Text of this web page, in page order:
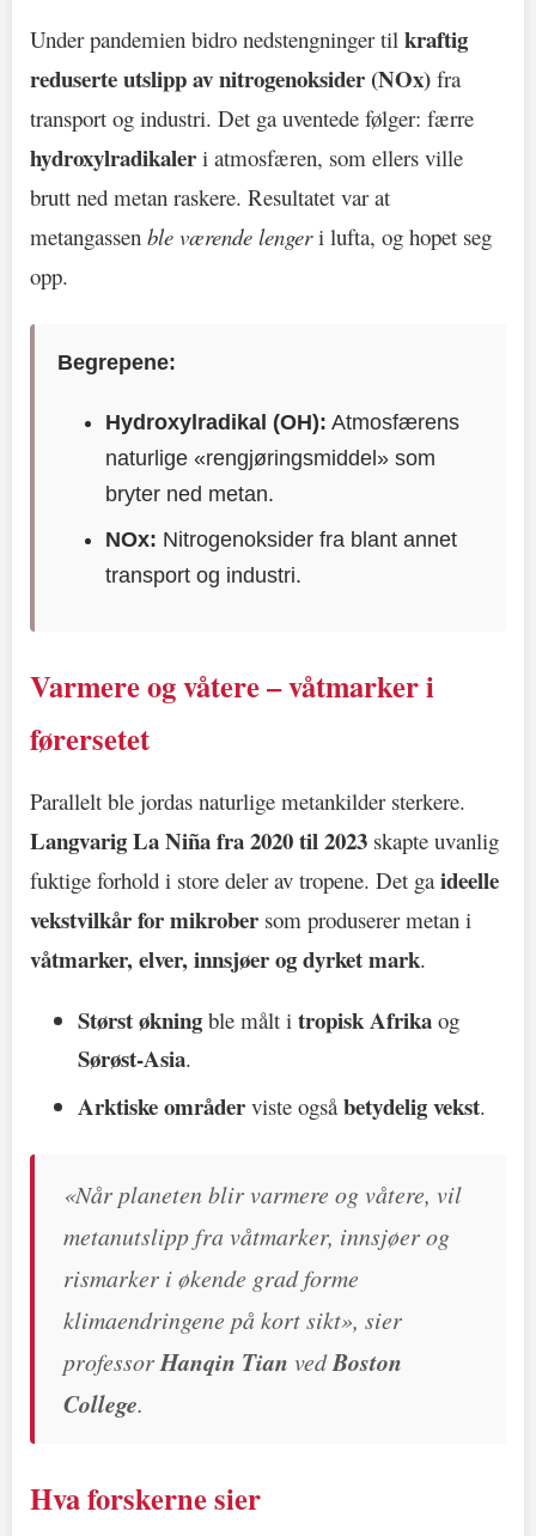
Under pandemien bidro nedstengninger til kraftig
reduserte utslipp av nitrogenoksider (NOx) fra
transport og industri. Det ga uventede følger: færre
hydroxylradikaler i atmosfæren, som ellers ville
brutt ned metan raskere. Resultatet var at
metangassen ble værende lengeri lufta, og hopet seg
opp.
Begrepene:
Hydroxylradikal (OH): Atmosfærens
naturlige «rengjøringsmiddel» som
bryter ned metan.
NOx: Nitrogenoksider fra blant annet
transport og industri.
Varmere og våtere – våtmarker i
førersetet
Parallelt ble jordas naturlige metankilder sterkere.
Langvarig La Niña fra 2020 til 2023 skapte uvanlig
fuktige forhold i store deler av tropene. Det gaideelle
vekstvilkår for mikrober som produserer metan i
våtmarker, elver, innsjøer og dyrket mark.
Størst økning ble målt i tropisk Afrika og
Sørøst-Asia.
Arktiske områder viste ogsåbetydelig vekst.
«Når planeten blir varmere og våtere, vil
metanutslipp fra våtmarker, innsjøer og
rismarker i økende grad forme
klimaendringene på kort sikt», sier
professorHanqin Tian vedBoston
College.
Hva forskerne sier